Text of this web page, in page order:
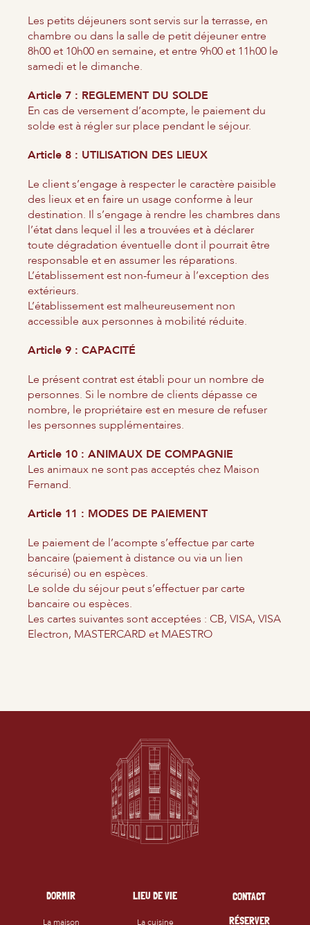
Les petits déjeuners sont servis sur la terrasse, en
chambre ou dans la salle de petit déjeuner entre
8h00 et 10h00 en semaine, et entre 9h00 et 11h00 le
samedi et le dimanche.
Article 7 : REGLEMENT DU SOLDE
En cas de versement d’acompte, le paiement du
solde est à régler sur place pendant le séjour.
Article 8 : UTILISATION DES LIEUX
Le client s’engage à respecter le caractère paisible
des lieux et en faire un usage conforme à leur
destination. Il s’engage à rendre les chambres dans
l’état dans lequel il les a trouvées et à déclarer
toute dégradation éventuelle dont il pourrait être
responsable et en assumer les réparations.
L’établissement est non-fumeur à l’exception des
extérieurs.
L’établissement est malheureusement non
accessible aux personnes à mobilité réduite.
Article 9 : CAPACITÉ
Le présent contrat est établi pour un nombre de
personnes. Si le nombre de clients dépasse ce
nombre, le propriétaire est en mesure de refuser
les personnes supplémentaires.
Article 10 : ANIMAUX DE COMPAGNIE
Les animaux ne sont pas acceptés chez Maison
Fernand.
Article 11 : MODES DE PAIEMENT
Le paiement de l’acompte s’effectue par carte
bancaire (paiement à distance ou via un lien
sécurisé) ou en espèces.
Le solde du séjour peut s’effectuer par carte
bancaire ou espèces.
Les cartes suivantes sont acceptées : CB, VISA, VISA
Electron, MASTERCARD et MAESTRO
DORMIR
La maison
LIEU DE VIE
La cuisine
CONTACT
RÉSERVER